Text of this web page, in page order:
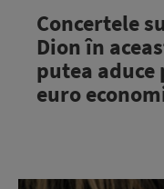
Concertele
Dion în
putea
euro